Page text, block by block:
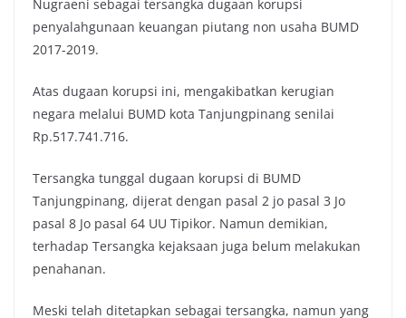
Nugraeni sebagai tersangka dugaan korupsi
penyalahgunaan keuangan piutang non usaha BUMD
2017-2019.
Atas dugaan korupsi ini, mengakibatkan kerugian
negara melalui BUMD kota Tanjungpinang senilai
Rp.517.741.716.
Tersangka tunggal dugaan korupsi di BUMD
Tanjungpinang, dijerat dengan pasal 2 jo pasal 3 Jo
pasal 8 Jo pasal 64 UU Tipikor. Namun demikian,
terhadap Tersangka kejaksaan juga belum melakukan
penahanan.
Meski telah ditetapkan sebagai tersangka, namun yang